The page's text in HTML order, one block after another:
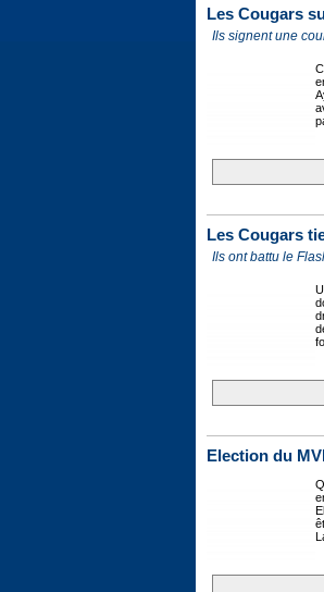
Les Cougars
Ils signent une
Les Cougars
Ils ont battu le
Election du